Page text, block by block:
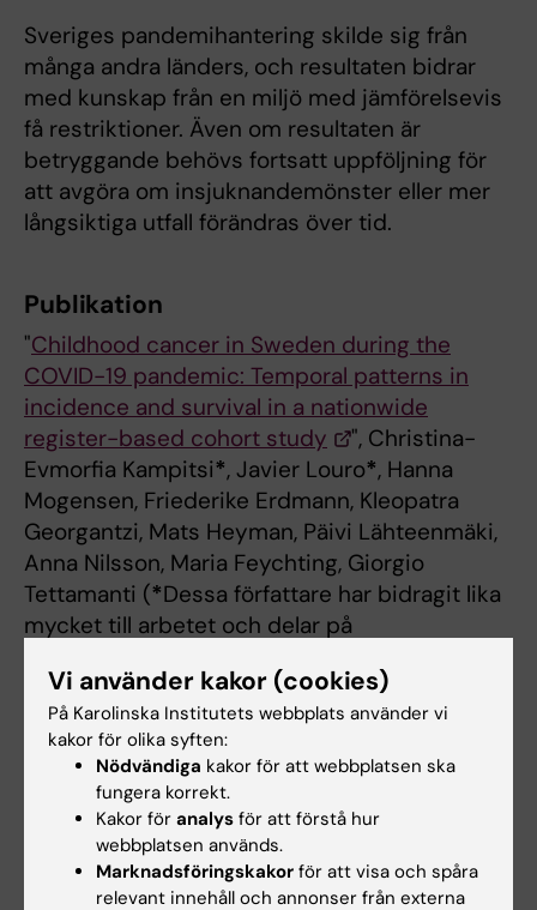
Sveriges pandemihantering skilde sig från
många andra länders, och resultaten bidrar
med kunskap från en miljö med jämförelsevis
få restriktioner. Även om resultaten är
betryggande behövs fortsatt uppföljning för
att avgöra om insjuknandemönster eller mer
långsiktiga utfall förändras över tid.
Publikation
"Childhood cancer in Sweden during the
COVID-19 pandemic: Temporal patterns in
incidence and survival in a nationwide
register-based cohort study
", Christina-
Evmorfia Kampitsi*, Javier Louro*, Hanna
Mogensen, Friederike Erdmann, Kleopatra
Georgantzi, Mats Heyman, Päivi Lähteenmäki,
Anna Nilsson, Maria Feychting, Giorgio
Tettamanti (*Dessa författare har bidragit lika
mycket till arbetet och delar på
5 februari 2026, doi:
10.1371/journal.pmed.1004934.
Barncancer Cancer och onkologi
Virologi
Vi använder kakor (cookies)
På Karolinska Institutets webbplats använder vi
kakor för olika syften:
Nödvändiga kakor för att webbplatsen ska
fungera korrekt.
Kakor för analys för att förstå hur
webbplatsen används.
Marknadsföringskakor för att visa och spåra
relevant innehåll och annonser från externa